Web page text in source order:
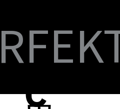
3ft
B-
C
Fi
蘋